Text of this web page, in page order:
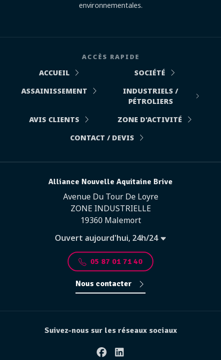
environnementales.
ACCÈS RAPIDE
ACCUEIL
SOCIÉTÉ
ASSAINISSEMENT
INDUSTRIELS /
PÉTROLIERS
AVIS CLIENTS
ZONE D'ACTIVITÉ
CONTACT / DEVIS
Alliance Nouvelle Aquitaine Brive
Avenue Du Tour De Loyre
ZONE INDUSTRIELLE
19360 Malemort
Ouvert aujourd'hui, 24h/24
05 87 01 71 40
Nous contacter
Suivez-nous sur les réseaux sociaux
FacebookLinkedin